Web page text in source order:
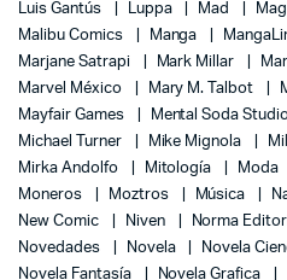
Luis Gantús
Luppa Mad
Malibu Comics
Manga
Marjane Satrapi
Mark Millar
Marvel México
Mary M. Talbot
Mayfair Games
Mental Soda
Michael Turner
Mike Mignola
Mirka Andolfo
Mitología Moda
Moneros
Moztros Música
New Comic
Niven Norma
Novedades
Novela
Novela
Novela Fantasía
Novela Grafica